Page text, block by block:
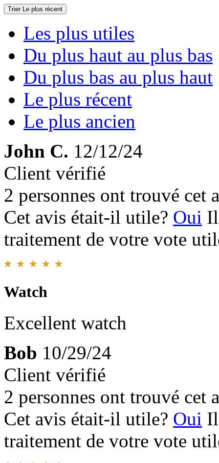
Trier Le plus récent
Les plus utiles
Du plus haut au plus bas
Du plus bas au plus haut
Le plus récent
Le plus ancien
John C. 12/12/24
Client vérifié
2 personnes ont trouvé cet
Cet avis était-il utile? Oui
traitement de votre vote
Watch
Excellent watch
Bob 10/29/24
Client vérifié
2 personnes ont trouvé cet
Cet avis était-il utile? Oui
traitement de votre vote